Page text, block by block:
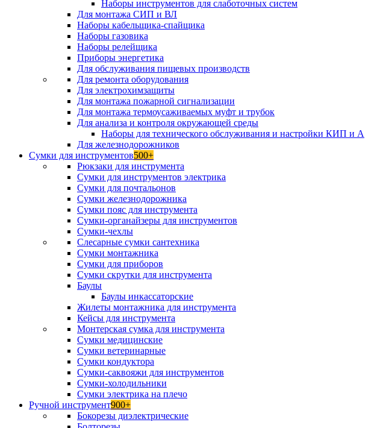
Наборы инструментов для слаботочных систем
Для монтажа СИП и ВЛ
Наборы кабельщика-спайщика
Наборы газовика
Наборы релейщика
Приборы энергетика
Для обслуживания пищевых производств
Для ремонта оборудования
Для электрохимзащиты
Для монтажа пожарной сигнализации
Для монтажа термоусаживаемых муфт и трубок
Для анализа и контроля окружающей среды
Наборы для технического обслуживания и настройки КИП и А
Для железнодорожников
Сумки для инструментов500+
Рюкзаки для инструмента
Сумки для инструментов электрика
Сумки для почтальонов
Сумки железнодорожника
Сумки пояс для инструмента
Сумки-органайзеры для инструментов
Сумки-чехлы
Слесарные сумки сантехника
Сумки монтажника
Сумки для приборов
Сумки скрутки для инструмента
Баулы
Баулы инкассаторские
Жилеты монтажника для инструмента
Кейсы для инструмента
Монтерская сумка для инструмента
Сумки медицинские
Сумки ветеринарные
Сумки кондуктора
Сумки-саквояжи для инструментов
Сумки-холодильники
Сумки электрика на плечо
Ручной инструмент900+
Бокорезы диэлектрические